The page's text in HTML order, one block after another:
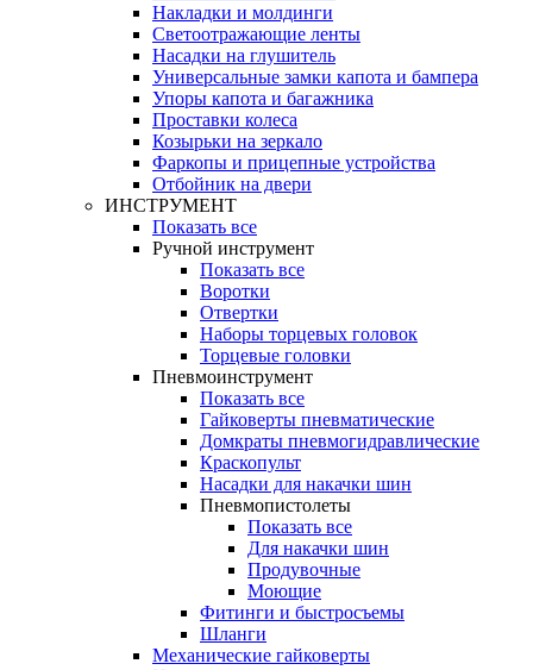
Накладки и молдинги
Светоотражающие ленты
Насадки на глушитель
Универсальные замки капота и бампера
Упоры капота и багажника
Проставки колеса
Козырьки на зеркало
Фаркопы и прицепные устройства
Отбойник на двери
ИНСТРУМЕНТ
Показать все
Ручной инструмент
Показать все
Воротки
Отвертки
Наборы торцевых головок
Торцевые головки
Пневмоинструмент
Показать все
Гайковерты пневматические
Домкраты пневмогидравлические
Краскопульт
Насадки для накачки шин
Пневмопистолеты
Показать все
Для накачки шин
Продувочные
Моющие
Фитинги и быстросъемы
Шланги
Механические гайковерты